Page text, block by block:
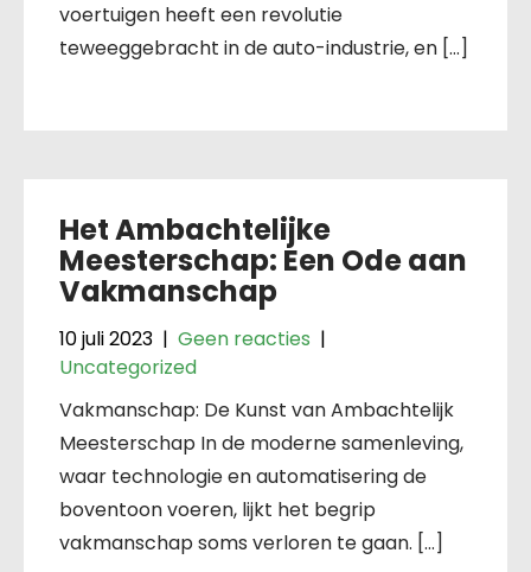
voertuigen heeft een revolutie
teweeggebracht in de auto-industrie, en […]
Het Ambachtelijke
Meesterschap: Een Ode aan
Vakmanschap
10 juli 2023 | Geen reacties |
Uncategorized
Vakmanschap: De Kunst van Ambachtelijk
Meesterschap In de moderne samenleving,
waar technologie en automatisering de
boventoon voeren, lijkt het begrip
vakmanschap soms verloren te gaan. […]